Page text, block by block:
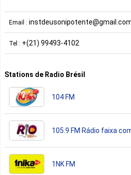
Email :
Tel : +(21) 99493-4102
Stations de Radio Brésil
104 FM
105.9 FM Rádio faixa
1NK FM